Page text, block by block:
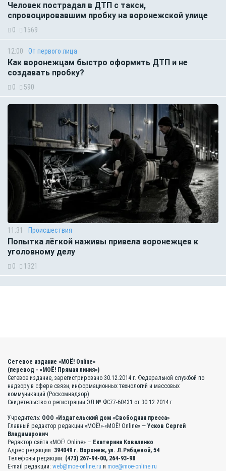
Человек пострадал в ДТП с такси,
спровоцировавшим пробку на воронежской улице
0 1569
12:00 От первого лица
Как воронежцам быстро оформить ДТП и не
создавать пробку?
0 590
11:31 Происшествия
Попытка лёгкой наживы привела воронежцев к
уголовному делу
0 1321
Сетевое издание «МОЁ! Online»
(перевод - «МОЁ! Прямая линия»)
Сетевое издание, зарегистрировано 30.12.2014 г. Федеральной службой по
надзору в сфере связи, информационных технологий и массовых
коммуникаций (Роскомнадзор)
Свидетельство о регистрации ЭЛ № ФС77-60431 от 30.12.2014 г.
Учредитель: ООО «Издательский дом «Свободная пресса»
Главный редактор редакции «МОЁ!»-«МОЁ! Online» — Усков Сергей
Владимирович
Редактор сайта «МОЁ! Online» — Екатерина Коваленко
Адрес редакции: 394049 г. Воронеж, ул. Л.Рябцевой, 54
Телефоны редакции: (473) 267-94-00, 264-93-98
E-mail редакции: web@moe-online.ru и moe@moe-online.ru